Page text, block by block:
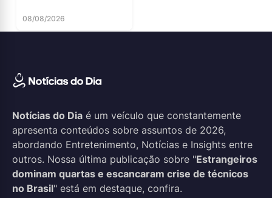
08/08/2026
Notícias do Dia é um veículo que constantemente
apresenta conteúdos sobre assuntos de 2026,
abordando Entretenimento, Notícias e Insights entre
outros. Nossa última publicação sobre "Estrangeiros
dominam quartas e escancaram crise de técnicos
no Brasil" está em destaque, confira.